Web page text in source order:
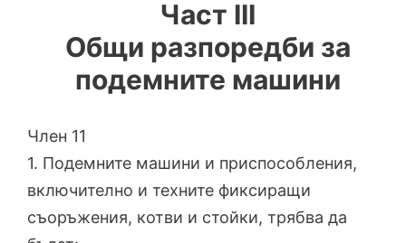
Част III
Общи разпоредби за
подемните машини
Член 11
1. Подемните машини и приспособления,
включително и техните фиксиращи
съоръжения, котви и стойки, трябва да